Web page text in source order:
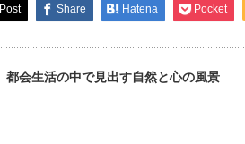
Post Share Hatena Pocket
都会生活の中で見出す自然と心の風景